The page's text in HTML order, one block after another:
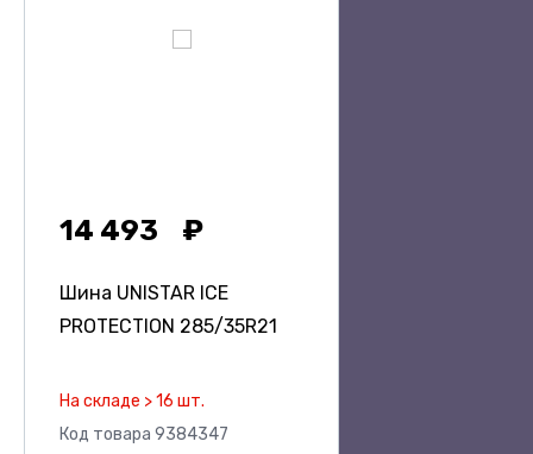
14 493
Шина UNISTAR ICE
PROTECTION 285/35R21
На складе > 16 шт.
Код товара 9384347